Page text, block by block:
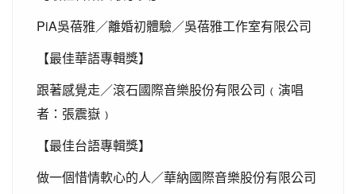
PiA吳蓓雅／離婚初體驗／吳蓓雅工作室有限公司
【最佳華語專輯獎】
跟著感覺走／滾石國際音樂股份有限公司﹙演唱
者：張震嶽﹚
【最佳台語專輯獎】
做一個惜情軟心的人／華納國際音樂股份有限公司